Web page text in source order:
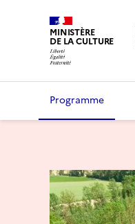
MINISTÈRE
DE LA CULTURE
Programme